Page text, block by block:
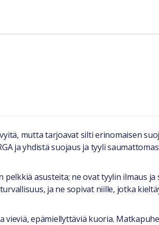
mutta tarjoavat silti erinomaisen
ja yhdistä suojaus ja tyyli
pelkkiä asusteita; ne ovat tyylin ilmaus
ja ne sopivat niille, jotka
epämiellyttäviä kuoria.